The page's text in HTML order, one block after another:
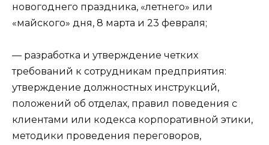
новогоднего праздника, «летнего» или
«майского» дня, 8 марта и 23 февраля;
— разработка и утверждение четких
требований к сотрудникам предприятия:
утверждение должностных инструкций,
положений об отделах, правил поведения с
клиентами или кодекса корпоративной этики,
методики проведения переговоров,